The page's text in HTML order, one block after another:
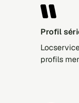
Profil
profils